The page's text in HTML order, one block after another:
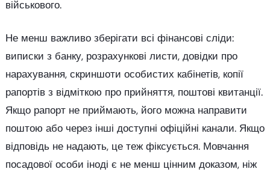
військового.
Не менш важливо зберігати всі фінансові сліди:
виписки з банку, розрахункові листи, довідки про
нарахування, скриншоти особистих кабінетів, копії
рапортів з відміткою про прийняття, поштові квитанції.
Якщо рапорт не приймають, його можна направити
поштою або через інші доступні офіційні канали. Якщо
відповідь не надають, це теж фіксується. Мовчання
посадової особи іноді є не менш цінним доказом, ніж